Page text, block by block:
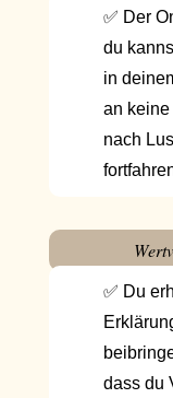
✅ Der
du
in
an
nach
✅ Du
dass du